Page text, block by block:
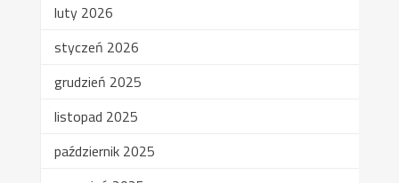
luty 2026
styczeń 2026
grudzień 2025
listopad 2025
październik 2025